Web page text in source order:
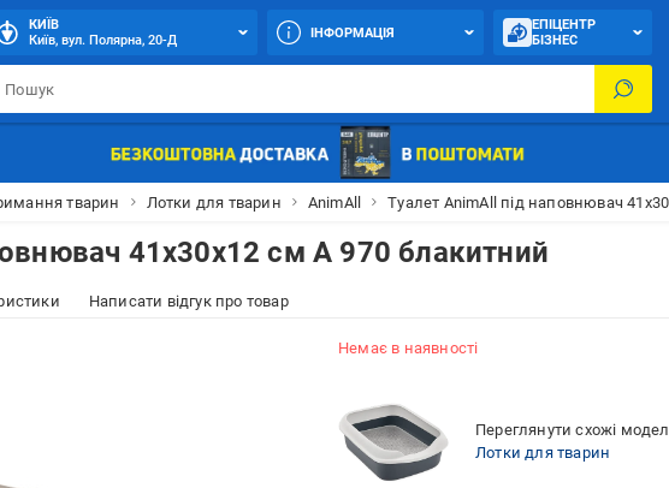
КИЇВ
Київ, вул. Полярна, 20-Д
ІНФОРМАЦІЯ
ЕПІЦЕНТР
БІЗНЕС
тварин Лотки для тварин AnimAll Туалет AnimAll під наповнювач
41х30х12 см А 970 блакитний
Написати відгук про товар
Немає в наявності
Переглянути схожі моделі
Лотки для тварин